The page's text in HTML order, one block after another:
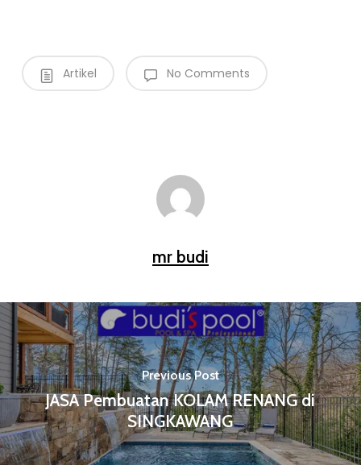
Artikel No Comments
mr budi
Previous Post
JASA Pembuatan KOLAM RENANG di
SINGKAWANG